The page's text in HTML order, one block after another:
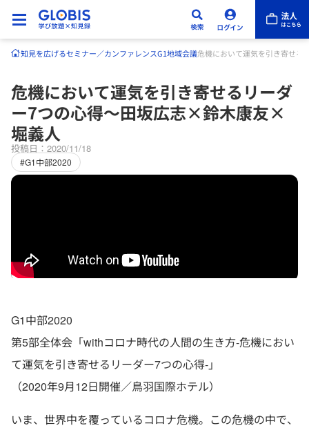
知見を広げるセミナー／カンファレンスG1地域会議危機において運気を引き寄せ
危機において運気を引き寄せるリーダ
ー7つの心得～田坂広志×鈴木康友×
堀義人
投稿日：2020/11/18
#G1中部2020
G1中部2020
第5部全体会「withコロナ時代の人間の生き方‐危機におい
て運気を引き寄せるリーダー7つの心得‐」
（2020年9月12日開催／鳥羽国際ホテル）
いま、世界中を覆っているコロナ危機。この危機の中で、